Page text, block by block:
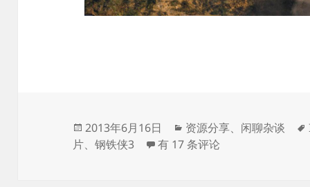
发
布
2013年6月16日
分
类
资源分享、 闲聊杂谈
片、钢铁侠3 Iron Man 3 钢铁侠3
有 17 条评论